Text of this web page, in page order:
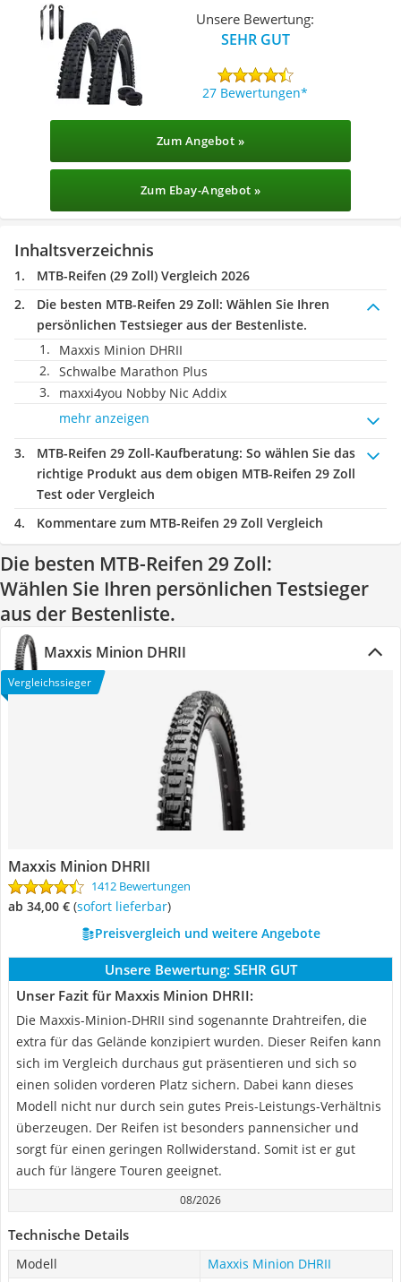
Unsere Bewertung:
SEHR GUT
27 Bewertungen
Zum Angebot »
Zum Ebay-Angebot »
Inhaltsverzeichnis
MTB-Reifen (29 Zoll) Vergleich 2026
Die besten MTB-Reifen 29 Zoll: Wählen Sie Ihren
persönlichen Testsieger aus der Bestenliste.
Maxxis Minion DHRII
Schwalbe Marathon Plus
maxxi4you Nobby Nic Addix
mehr anzeigen
MTB-Reifen 29 Zoll-Kaufberatung: So wählen Sie das
richtige Produkt aus dem obigen MTB-Reifen 29 Zoll
Test oder Vergleich
Kommentare zum MTB-Reifen 29 Zoll Vergleich
Die besten MTB-Reifen 29 Zoll:
Wählen Sie Ihren persönlichen Testsieger
aus der Bestenliste.
Maxxis Minion DHRII
Vergleichssieger
Maxxis Minion DHRII
1412 Bewertungen
ab 34,00 € ( Sofort lieferbar)
Preisvergleich und weitere Angebote
Unsere Bewertung: SEHR GUT
Unser Fazit für Maxxis Minion DHRII:
Die Maxxis-Minion-DHRII sind sogenannte Drahtreifen, die
extra für das Gelände konzipiert wurden. Dieser Reifen kann
sich im Vergleich durchaus gut präsentieren und sich so
einen soliden vorderen Platz sichern. Dabei kann dieses
Modell nicht nur durch sein gutes Preis-Leistungs-Verhältnis
überzeugen. Der Reifen ist besonders pannensicher und
sorgt für einen geringen Rollwiderstand. Somit ist er gut
auch für längere Touren geeignet.
08/2026
Technische Details
Modell Maxxis Minion DHRII